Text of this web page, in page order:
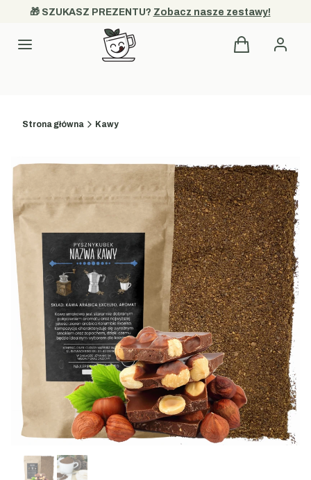
🎁 SZUKASZ PREZENTU? Zobacz nasze zestawy!
Kategorie Produkty w
Strona główna Kawy